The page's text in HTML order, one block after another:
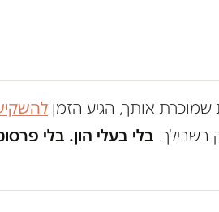
שמוכרת אותך, הגיע הזמן
בשבילך. בלי בעלי הון. בלי